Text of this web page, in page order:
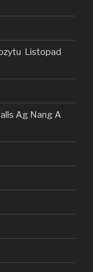
Listopad
Ag Nang A